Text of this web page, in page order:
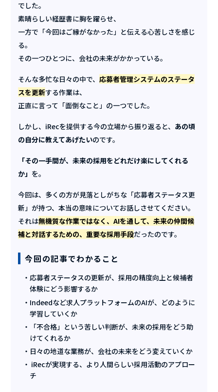
でした。
素晴らしい経歴書に胸を躍らせ、
一方で「今回はご縁がなかった」と伝える心苦しさを感じ
る。
その一つひとつに、会社の未来がかかっている。
そんな多忙な日々の中で、応募者管理システムのステータ
スを更新する作業は、
正直に言って「面倒なこと」の一つでした。
しかし、iRecを提供する今の立場から振り返ると、 あの頃
の自分に教えてあげたいのです。
「その一手間が、未来の採用をどれだけ楽にしてくれる
か」 を。
今回は、多くの方が見落としがちな「応募者ステータス更
新」が持つ、本当の意味についてお話しさせてください。
それは無機質な作業ではなく、AIを通して、未来の仲間候
補と対話するための、重要な採用手段だったのです。
今回の記事でわかること
応募者ステータスの更新が、採用の精度向上と候補者
体験にどう影響するか
Indeedなど求人プラットフォームのAIが、どのように
学習していくか
「不合格」という苦しい判断が、未来の採用をどう助
けてくれるか
日々の地道な業務が、会社の未来をどう変えていくか
iRecが実現する、より人間らしい採用活動のアプロー
チ